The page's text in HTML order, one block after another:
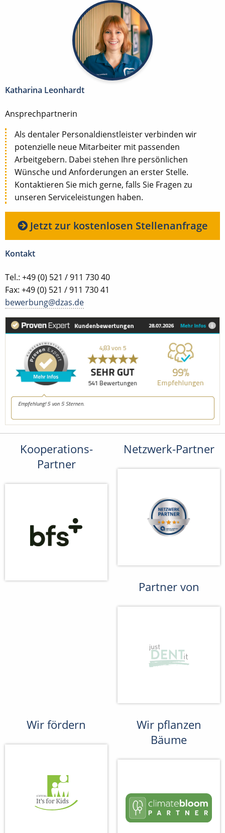
Katharina Leonhardt
Ansprechpartnerin
Als dentaler Personaldienstleister verbinden wir
potenzielle neue Mitarbeiter mit passenden
Arbeitgebern. Dabei stehen Ihre persönlichen
Wünsche und Anforderungen an erster Stelle.
Kontaktieren Sie mich gerne, falls Sie Fragen zu
unseren Serviceleistungen haben.
Jetzt zur kostenlosen Stellenanfrage
Kontakt
Tel.: +49 (0) 521 / 911 730 40
Fax: +49 (0) 521 / 911 730 41
bewerbung@dzas.de
Kooperations-
Partner
Netzwerk-Partner
Partner von
Wir fördern
Wir pflanzen
Bäume